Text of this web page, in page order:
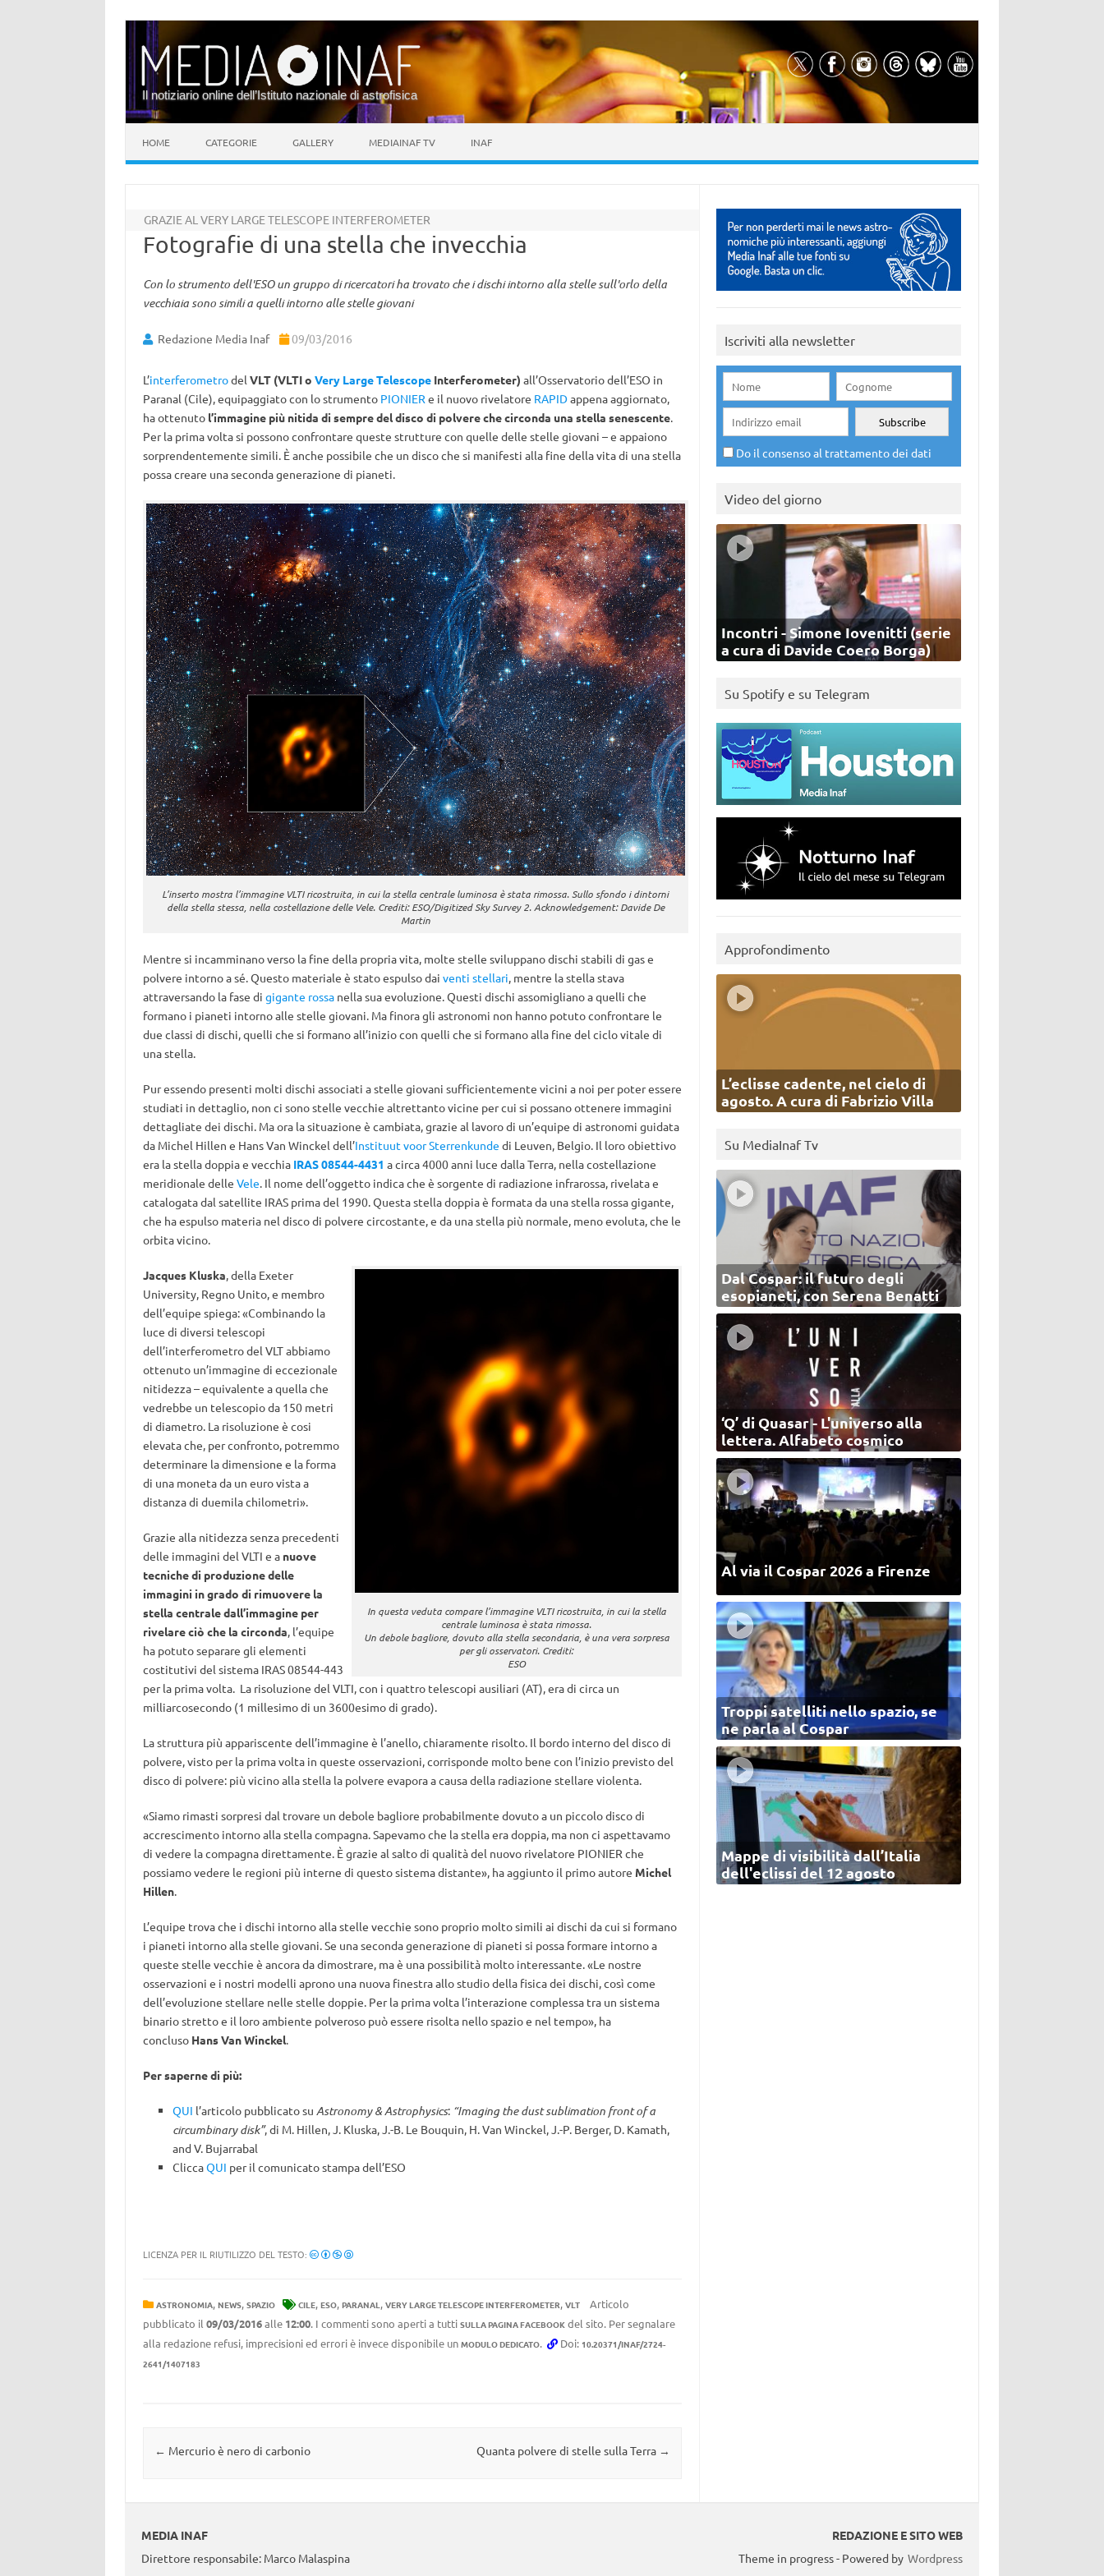
Il notiziario online dell’Istituto nazionale di astrofisica
HOME CATEGORIE GALLERY MEDIAINAF TV INAF
GRAZIE AL VERY LARGE TELESCOPE INTERFEROMETER
Fotografie di una stella che invecchia
Con lo strumento dell'ESO un gruppo di ricercatori ha trovato che i dischi intorno alla stelle sull'orlo della
vecchiaia sono simili a quelli intorno alle stelle giovani
Redazione Media Inaf 09/03/2016
L’interferometrodel VLT (VLTI o Very Large TelescopeInterferometer) all’Osservatorio dell’ESO in
Paranal (Cile), equipaggiato con lo strumento PIONIER e il nuovo rivelatore RAPIDappena aggiornato,
ha ottenuto l’immagine più nitida di sempre del disco di polvere che circonda una stella senescente.
Per la prima volta si possono confrontare queste strutture con quelle delle stelle giovani – e appaiono
sorprendentemente simili. È anche possibile che un disco che si manifesti alla fine della vita di una stella
possa creare una seconda generazione di pianeti.
L’inserto mostra l’immagine VLTI ricostruita, in cui la stella centrale luminosa è stata rimossa. Sullo sfondo i dintorni
della stella stessa, nella costellazione delle Vele. Crediti: ESO/Digitized Sky Survey 2. Acknowledgement: Davide De
Martin
Mentre si incamminano verso la fine della propria vita, molte stelle sviluppano dischi stabili di gas e
polvere intorno a sé. Questo materiale è stato espulso dai venti stellari, mentre la stella stava
attraversando la fase di gigante rossanella sua evoluzione. Questi dischi assomigliano a quelli che
formano i pianeti intorno alle stelle giovani. Ma finora gli astronomi non hanno potuto confrontare le
due classi di dischi, quelli che si formano all’inizio con quelli che si formano alla fine del ciclo vitale di
una stella.
Pur essendo presenti molti dischi associati a stelle giovani sufficientemente vicini a noi per poter essere
studiati in dettaglio, non ci sono stelle vecchie altrettanto vicine per cui si possano ottenere immagini
dettagliate dei dischi. Ma ora la situazione è cambiata, grazie al lavoro di un’equipe di astronomi guidata
da Michel Hillen e Hans Van Winckel dell’Instituut voor Sterrenkunde di Leuven, Belgio. Il loro obiettivo
era la stella doppia e vecchia IRAS 08544-4431 a circa 4000 anni luce dalla Terra, nella costellazione
meridionale delle Vele. Il nome dell’oggetto indica che è sorgente di radiazione infrarossa, rivelata e
catalogata dal satellite IRAS prima del 1990. Questa stella doppia è formata da una stella rossa gigante,
che ha espulso materia nel disco di polvere circostante, e da una stella più normale, meno evoluta, che le
orbita vicino.
In questa veduta compare l’immagine VLTI ricostruita, in cui la stella
centrale luminosa è stata rimossa.
Un debole bagliore, dovuto alla stella secondaria, è una vera sorpresa
per gli osservatori. Crediti:
ESO
Jacques Kluska, della Exeter
University, Regno Unito, e membro
dell’equipe spiega: «Combinando la
luce di diversi telescopi
dell’interferometro del VLT abbiamo
ottenuto un’immagine di eccezionale
nitidezza – equivalente a quella che
vedrebbe un telescopio da 150 metri
di diametro. La risoluzione è cosi
elevata che, per confronto, potremmo
determinare la dimensione e la forma
di una moneta da un euro vista a
distanza di duemila chilometri».
Grazie alla nitidezza senza precedenti
delle immagini del VLTI e a nuove
tecniche di produzione delle
immagini in grado di rimuovere la
stella centrale dall’immagine per
rivelare ciò che la circonda, l’equipe
ha potuto separare gli elementi
costitutivi del sistema IRAS 08544-443
per la prima volta. La risoluzione del VLTI, con i quattro telescopi ausiliari (AT), era di circa un
milliarcosecondo (1 millesimo di un 3600esimo di grado).
La struttura più appariscente dell’immagine è l’anello, chiaramente risolto. Il bordo interno del disco di
polvere, visto per la prima volta in queste osservazioni, corrisponde molto bene con l’inizio previsto del
disco di polvere: più vicino alla stella la polvere evapora a causa della radiazione stellare violenta.
«Siamo rimasti sorpresi dal trovare un debole bagliore probabilmente dovuto a un piccolo disco di
accrescimento intorno alla stella compagna. Sapevamo che la stella era doppia, ma non ci aspettavamo
di vedere la compagna direttamente. È grazie al salto di qualità del nuovo rivelatore PIONIER che
possiamo vedere le regioni più interne di questo sistema distante», ha aggiunto il primo autore Michel
Hillen.
L’equipe trova che i dischi intorno alla stelle vecchie sono proprio molto simili ai dischi da cui si formano
i pianeti intorno alla stelle giovani. Se una seconda generazione di pianeti si possa formare intorno a
queste stelle vecchie è ancora da dimostrare, ma è una possibilità molto interessante. «Le nostre
osservazioni e i nostri modelli aprono una nuova finestra allo studio della fisica dei dischi, così come
dell’evoluzione stellare nelle stelle doppie. Per la prima volta l’interazione complessa tra un sistema
binario stretto e il loro ambiente polveroso può essere risolta nello spazio e nel tempo», ha
concluso Hans Van Winckel.
Per saperne di più:
QUI l’articolo pubblicato su Astronomy & Astrophysics: “Imaging the dust sublimation front of a
circumbinary disk”, di M. Hillen, J. Kluska, J.-B. Le Bouquin, H. Van Winckel, J.-P. Berger, D. Kamath,
and V. Bujarrabal
CliccaQUI per il comunicato stampa dell’ESO
LICENZA PER IL RIUTILIZZO DEL TESTO:
ASTRONOMIA, NEWS, SPAZIO CILE, ESO, PARANAL, VERY LARGE TELESCOPE INTERFEROMETER, VLT
Articolo
pubblicato il 09/03/2016alle 12:00. I commenti sono aperti a tutti SULLA PAGINA FACEBOOKdel sito. Per segnalare
alla redazione refusi, imprecisioni ed errori è invece disponibile un MODULO DEDICATO. Doi: 10.20371/INAF/2724-
2641/1407183
Navigazione articolo
← Mercurio è nero di carbonio Quanta polvere di stelle sulla Terra →
Iscriviti alla newsletter
Do il consenso al trattamento dei dati
Video del giorno
Incontri - Simone Iovenitti (serie
a cura di Davide Coero Borga)
Su Spotify e su Telegram
Approfondimento
L’eclisse cadente, nel cielo di
agosto. A cura di Fabrizio Villa
Su MediaInaf Tv
Dal Cospar: il futuro degli
esopianeti, con Serena Benatti
‘Q’ di Quasar - L'universo alla
lettera. Alfabeto cosmico
Al via il Cospar 2026 a Firenze
Troppi satelliti nello spazio, se
ne parla al Cospar
Mappe di visibilità dall’Italia
dell'eclissi del 12 agosto
MEDIA INAF
Direttore responsabile: Marco Malaspina
REDAZIONE E SITO WEB
Theme in progress - Powered by Wordpress